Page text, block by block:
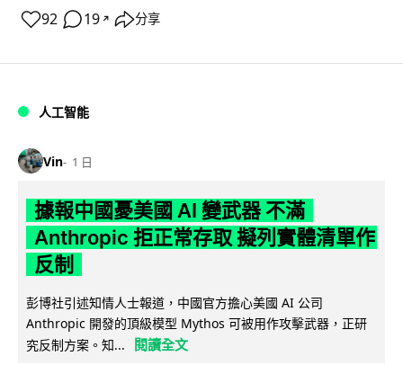
92 19 ↗ 分享
人工智能
Vin 1 日
據報中國憂美國 AI 變武器 不滿
Anthropic 拒正常存取 擬列實體清單作
反制
彭博社引述知情人士報道，中國官方擔心美國 AI 公司
Anthropic 開發的頂級模型 Mythos 可被用作攻擊武器，正研
究反制方案。知...
閱讀全文